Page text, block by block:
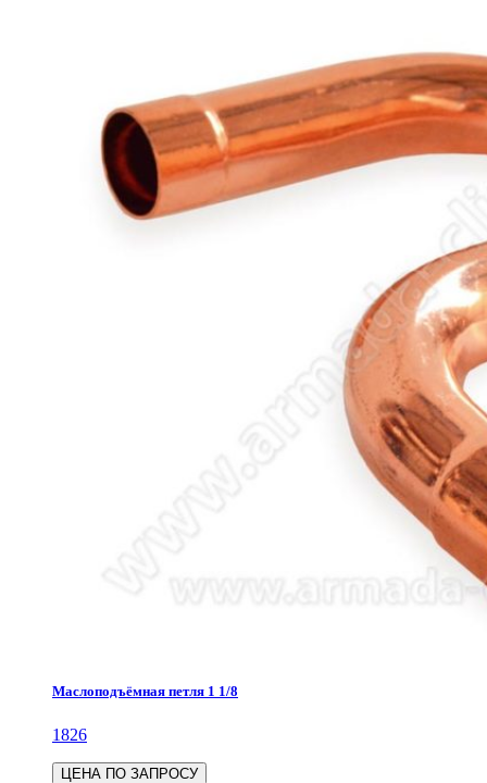
Маслоподъёмная петля 1 1/8
1826
ЦЕНА ПО ЗАПРОСУ